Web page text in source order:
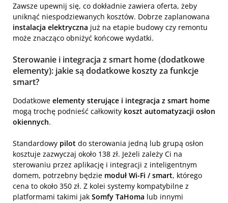
Zawsze upewnij się, co dokładnie zawiera oferta, żeby
uniknąć niespodziewanych kosztów. Dobrze zaplanowana
instalacja elektryczna już na etapie budowy czy remontu
może znacząco obniżyć końcowe wydatki.
Sterowanie i integracja z smart home (dodatkowe
elementy): jakie są dodatkowe koszty za funkcje
smart?
Dodatkowe elementy sterujące i integracja z smart home
mogą trochę podnieść całkowity koszt automatyzacji osłon
okiennych.
Standardowy pilot do sterowania jedną lub grupą osłon
kosztuje zazwyczaj około 138 zł. Jeżeli zależy Ci na
sterowaniu przez aplikację i integracji z inteligentnym
domem, potrzebny będzie moduł Wi-Fi / smart, którego
cena to około 350 zł. Z kolei systemy kompatybilne z
platformami takimi jak Somfy TaHoma lub innymi